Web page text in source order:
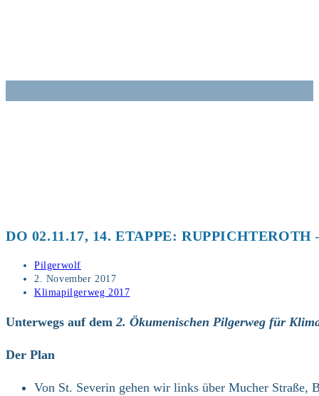
DO 02.11.17, 14. ETAPPE:
Beitrags-
Autor:
Pilgerwolf
Beitrag
veröffentlicht:
2. November 2017
Beitrags-
Klimapilgerweg 2017
Unterwegs auf dem 2. Ökumenischen Pilgerweg für
Der Plan
Von St. Severin gehen wir links über Mucher Straße,